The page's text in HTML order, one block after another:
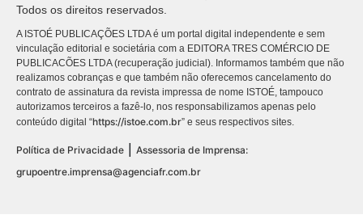
Todos os direitos reservados.
A ISTOÉ PUBLICAÇÕES LTDA é um portal digital independente e sem
vinculação editorial e societária com a EDITORA TRES COMÉRCIO DE
PUBLICACÕES LTDA (recuperação judicial). Informamos também que não
realizamos cobranças e que também não oferecemos cancelamento do
contrato de assinatura da revista impressa de nome ISTOÉ, tampouco
autorizamos terceiros a fazê-lo, nos responsabilizamos apenas pelo
conteúdo digital “https://istoe.com.br” e seus respectivos sites.
Política de Privacidade
Assessoria de Imprensa:
grupoentre.imprensa@agenciafr.com.br